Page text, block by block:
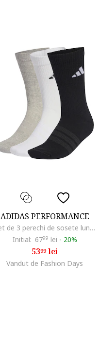
ADIDAS PERFORMANCE
Set de 3 perechi de sosete lungi cu model unisex, Alb/Negru/Gri melange
Initial: 6799 lei - 20%
5399lei
Vandut de Fashion Days